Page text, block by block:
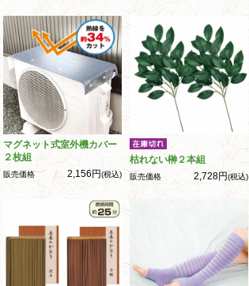
マグネット式室外機カバー
２枚組
販売価格 2,156円(税込)
枯れない榊２本組
販売価格 2,728円(税込)